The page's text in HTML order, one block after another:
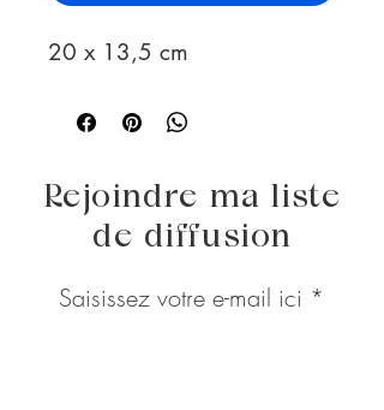
20 x 13,5 cm
Rejoindre ma liste
de diffusion
Saisissez votre e-mail ici